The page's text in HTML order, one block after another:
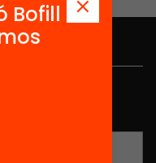
para
Bofill